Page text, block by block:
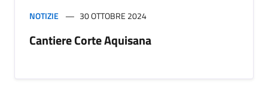
NOTIZIE 30 OTTOBRE 2024
Cantiere Corte Aquisana